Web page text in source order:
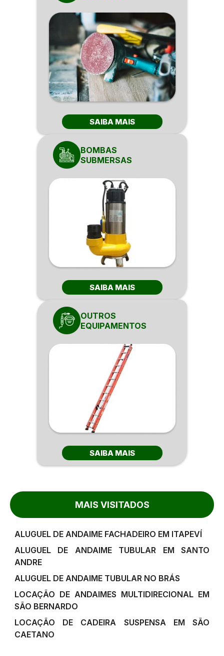
SAIBA MAIS
BOMBAS
SUBMERSAS
SAIBA MAIS
OUTROS
EQUIPAMENTOS
SAIBA MAIS
MAIS VISITADOS
ALUGUEL DE ANDAIME FACHADEIRO EM ITAPEVÍ
ALUGUEL DE ANDAIME TUBULAR EM SANTO
ANDRE
ALUGUEL DE ANDAIME TUBULAR NO BRÁS
LOCAÇÃO DE ANDAIMES MULTIDIRECIONAL EM
SÃO BERNARDO
LOCAÇÃO DE CADEIRA SUSPENSA EM SÃO
CAETANO